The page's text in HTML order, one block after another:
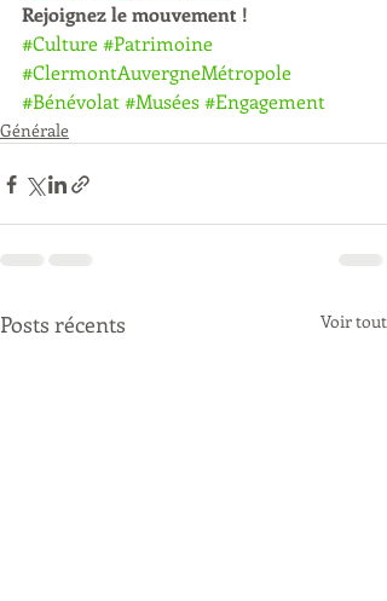
Rejoignez le mouvement !
#Culture#Patrimoine
#ClermontAuvergneMétropole
#Bénévolat #Musées#Engagement
Générale
Posts récents Voir tout